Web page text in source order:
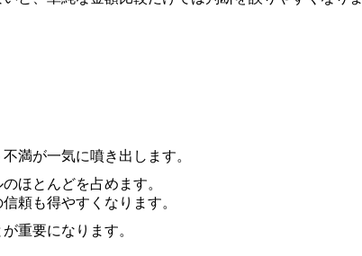
満が一気に噴き出します。
ほとんどを占めます。
頼も得やすくなります。
重要になります。